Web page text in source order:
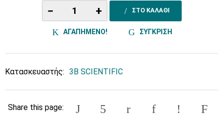
− + ΣΤΟ ΚΑΛΑΘΙ
ΑΓΑΠΗΜΕΝΟ! ΣΥΓΚΡΙΣΗ
Κατασκευαστής: 3B SCIENTIFIC
Share this page: